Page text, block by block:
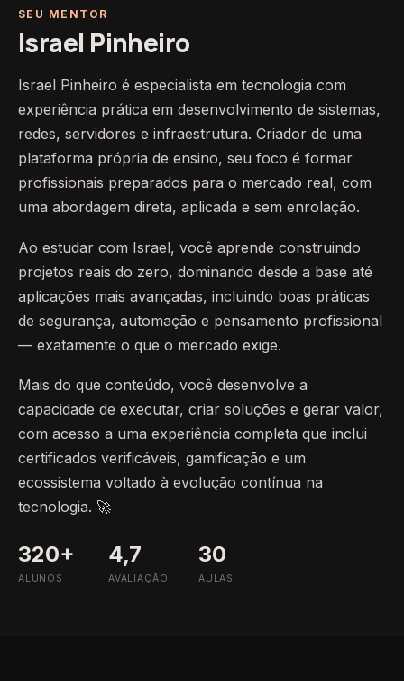
SEU MENTOR
Israel Pinheiro
Israel Pinheiro é especialista em tecnologia com
experiência prática em desenvolvimento de sistemas,
redes, servidores e infraestrutura. Criador de uma
plataforma própria de ensino, seu foco é formar
profissionais preparados para o mercado real, com
uma abordagem direta, aplicada e sem enrolação.
Ao estudar com Israel, você aprende construindo
projetos reais do zero, dominando desde a base até
aplicações mais avançadas, incluindo boas práticas
de segurança, automação e pensamento profissional
— exatamente o que o mercado exige.
Mais do que conteúdo, você desenvolve a
capacidade de executar, criar soluções e gerar valor,
com acesso a uma experiência completa que inclui
certificados verificáveis, gamificação e um
ecossistema voltado à evolução contínua na
tecnologia. 🚀
320+
ALUNOS
4,7
AVALIAÇÃO
30
AULAS